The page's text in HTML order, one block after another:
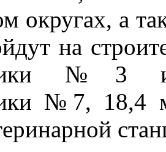
округах, а
на
№3 и
№7, 18,4